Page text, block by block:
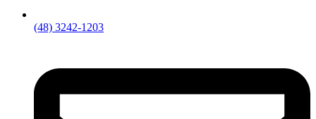
(48) 3242-1203